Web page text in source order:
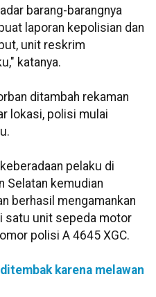
barang-barangnya
laporan kepolisian dan
unit reskrim
katanya.
ditambah rekaman
lokasi, polisi mulai
pelaku di
Selatan kemudian
berhasil mengamankan
satu unit sepeda motor
polisi A 4645 XGC.
karena melawan